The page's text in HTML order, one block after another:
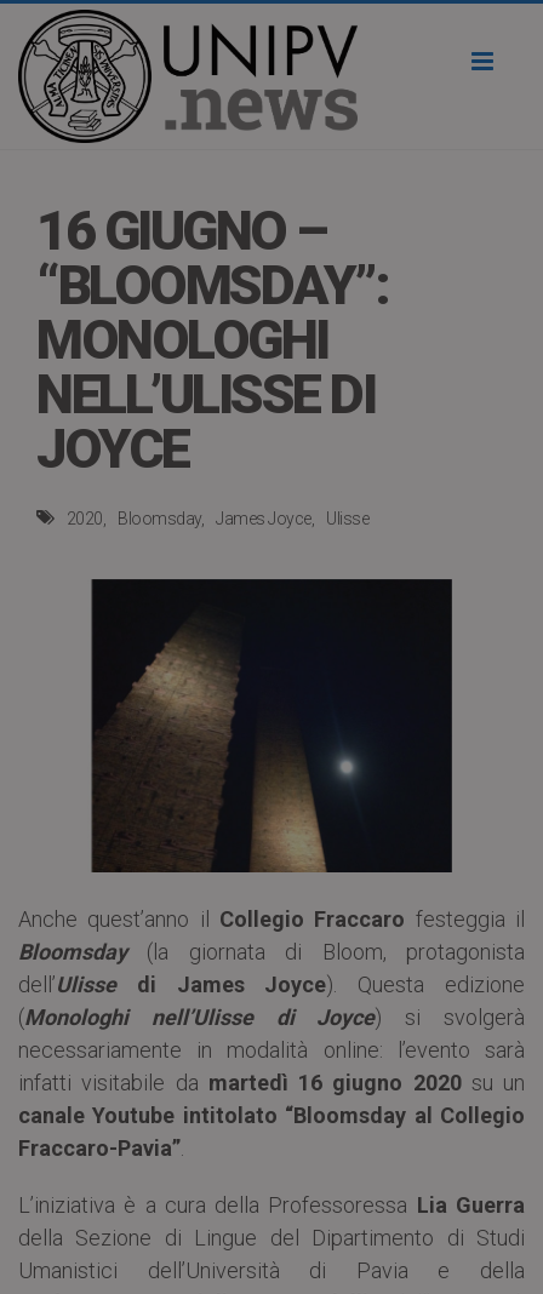
16 GIUGNO –
“BLOOMSDAY”:
MONOLOGHI
NELL’ULISSE DI
JOYCE
2020 Bloomsday James Joyce Ulisse
Anche quest’anno il Collegio Fraccaro festeggia il
Bloomsday(la giornata di Bloom, protagonista
dell’Ulissedi James Joyce). Questa edizione
(Monologhi nell’Ulisse di Joyce) si svolgerà
necessariamente in modalità online: l’evento sarà
infatti visitabile da martedì 16 giugno 2020 su un
canale Youtube intitolato “Bloomsday al Collegio
Fraccaro-Pavia”
L’iniziativa è a cura della Professoressa Lia Guerra
della Sezione di Lingue del Dipartimento di Studi
Umanistici dell’Università di Pavia e della